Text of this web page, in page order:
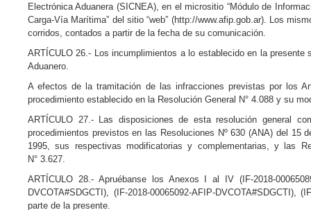
Electrónica Aduanera (SICNEA), en el micrositio “Módulo de
Carga-Vía Marítima” del sitio “web” (http://www.afip.gob.ar). Los
corridos, contados a partir de la fecha de su comunicación.
ARTÍCULO 26.- Los incumplimientos a lo establecido en la
Aduanero.
A efectos de la tramitación de las infracciones previstas por los
procedimiento establecido en la Resolución General N° 4.088 y su
ARTÍCULO 27.- Las disposiciones de esta resolución general
procedimientos previstos en las Resoluciones Nº 630 (ANA) del 15
1995, sus respectivas modificatorias y complementarias, y las
N° 3.627.
ARTÍCULO 28.- Apruébanse los Anexos I al IV (IF-2018-
DVCOTA#SDGCTI), (IF-2018-00065092-AFIP-DVCOTA#SDGCTI),
parte de la presente.